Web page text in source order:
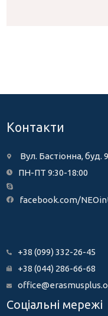
Контакти
Вул. Бастіонна, буд.
ПН-ПТ 9:30-18:00
facebook.com/
+38 (099) 332-26-45
+38 (044) 286-66-68
Соціальні мережі